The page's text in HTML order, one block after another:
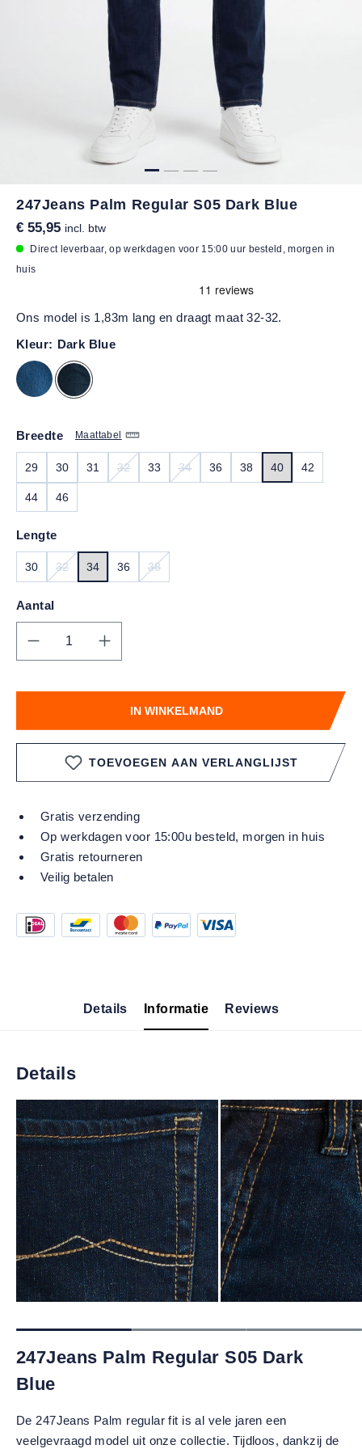
247Jeans Palm Regular S05 Dark Blue
€ 55,95 incl. btw
Direct leverbaar, op werkdagen voor 15:00 uur besteld, morgen in
huis
Ons model is 1,83m lang en draagt maat 32-32.
Kleur: Dark Blue
Maattabel
Breedte
29 30 31 32
(DEZE OPTIE IS MOMENTEEL NIET
33 34 36 38 40 42
44 46
Lengte
30 32
(DEZE OPTIE IS MOMENTEEL NIET BESCHIKBAAR.)
34 36 38
Aantal
Producthoeveelheid: Voer de gewenste
IN WINKELMAND
TOEVOEGEN AAN VERLANGLIJST
Gratis verzending
Op werkdagen voor 15:00u besteld, morgen in huis
Gratis retourneren
Veilig betalen
Details Informatie Reviews
Details
247Jeans Palm Regular S05 Dark
Blue
De 247Jeans Palm regular fit is al vele jaren een
veelgevraagd model uit onze collectie. Tijdloos, dankzij de